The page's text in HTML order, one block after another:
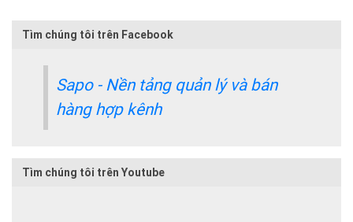
Tìm chúng tôi trên Facebook
Sapo - Nền tảng quản lý và bán
hàng hợp kênh
Tìm chúng tôi trên Youtube